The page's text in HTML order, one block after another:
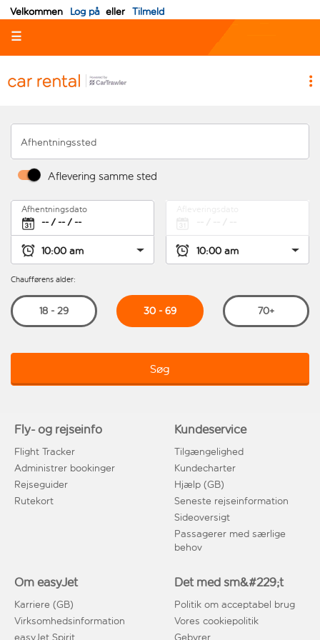
Velkommen Log på eller Tilmeld
☰
Afhentningssted
Aflevering samme sted
Afhentningsdato
Chaufførens alder:
18 - 29 30 - 69 70+
Søg
Fly- og rejseinfo
Flight Tracker
Administrer bookinger
Rejseguider
Rutekort
Kundeservice
Tilgængelighed
Kundecharter
Hjælp (GB)
Seneste rejseinformation
Sideoversigt
Passagerer med særlige
behov
Om easyJet
Karriere (GB)
Virksomhedsinformation
easyJet Spirit
Det med sm&#229;t
Politik om acceptabel brug
Vores cookiepolitik
Gebyrer